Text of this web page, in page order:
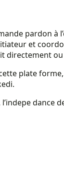
pardon à
et
directement
plate forme,
dance